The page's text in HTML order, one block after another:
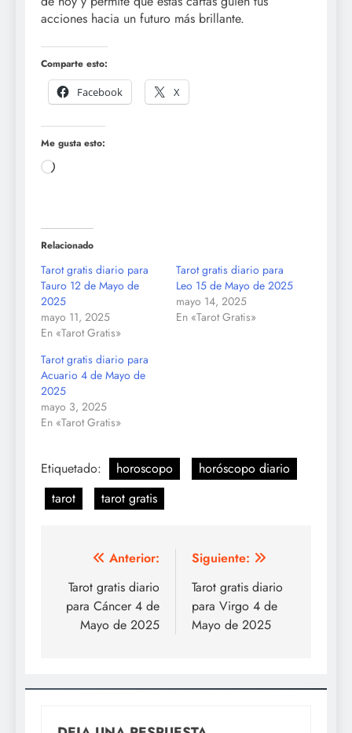
acciones hacia un futuro más brillante.
Comparte esto:
Facebook
X
Me gusta esto:
Cargando...
Relacionado
Tarot gratis diario para
Tauro 12 de Mayo de
2025
mayo 11, 2025
En «Tarot Gratis»
Tarot gratis diario para
Leo 15 de Mayo de 2025
mayo 14, 2025
En «Tarot Gratis»
Tarot gratis diario para
Acuario 4 de Mayo de
2025
mayo 3, 2025
En «Tarot Gratis»
Etiquetado: horoscopo
horóscopo diario
tarot
tarot gratis
Navegación
de
entradas
Anterior:
Tarot gratis diario
para Cáncer 4 de
Mayo de 2025
Siguiente:
Tarot gratis diario
para Virgo 4 de
Mayo de 2025